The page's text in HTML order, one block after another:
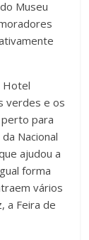
Museu
Hotel
verdes e os
para
Nacional
ajudou a
forma
vários
a Feira de